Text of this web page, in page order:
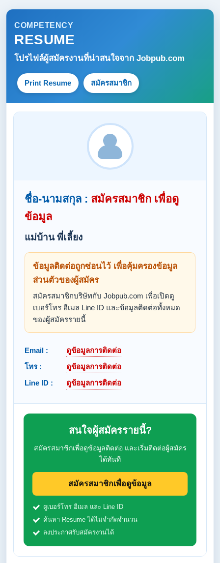
COMPETENCY
RESUME
โปรไฟล์ผู้สมัครงานที่น่าสนใจจาก Jobpub.com
Print Resume สมัครสมาชิก
ชื่อ-นามสกุล : สมัครสมาชิก เพื่อดู
ข้อมูล
แม่บ้าน พี่เลี้ยง
ข้อมูลติดต่อถูกซ่อนไว้ เพื่อคุ้มครองข้อมูล
ส่วนตัวของผู้สมัคร
สมัครสมาชิกบริษัทกับ Jobpub.com เพื่อเปิดดู
เบอร์โทร อีเมล Line ID และข้อมูลติดต่อทั้งหมด
ของผู้สมัครรายนี้
Email :
ดูข้อมูลการติดต่อ
โทร :
ดูข้อมูลการติดต่อ
Line ID :
ดูข้อมูลการติดต่อ
สนใจผู้สมัครรายนี้?
สมัครสมาชิกเพื่อดูข้อมูลติดต่อ และเริ่มติดต่อผู้สมัคร
ได้ทันที
สมัครสมาชิกเพื่อดูข้อมูล
ดูเบอร์โทร อีเมล และ Line ID
ค้นหา Resume ได้ไม่จำกัดจำนวน
ลงประกาศรับสมัครงานได้